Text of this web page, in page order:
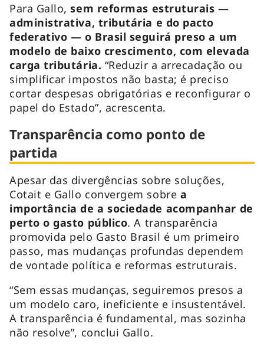
Para Gallo,sem reformas estruturais —
administrativa, tributária e do pacto
federativo — o Brasil seguirá preso a um
modelo de baixo crescimento, com elevada
carga tributária. “Reduzir a arrecadação ou
simplificar impostos não basta; é preciso
cortar despesas obrigatórias e reconfigurar o
papel do Estado”, acrescenta.
Transparência como ponto de
partida
Apesar das divergências sobre soluções,
Cotait e Gallo convergem sobre a
importância de a sociedade acompanhar de
perto o gasto público. A transparência
promovida pelo Gasto Brasil é um primeiro
passo, mas mudanças profundas dependem
de vontade política e reformas estruturais.
“Sem essas mudanças, seguiremos presos a
um modelo caro, ineficiente e insustentável.
A transparência é fundamental, mas sozinha
não resolve”, conclui Gallo.